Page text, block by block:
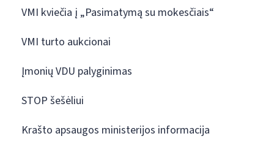
VMI kviečia į „Pasimatymą su mokesčiais“
VMI turto aukcionai
Įmonių VDU palyginimas
STOP šešėliui
Krašto apsaugos ministerijos informacija